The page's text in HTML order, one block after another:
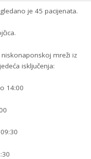
je 45 pacijenata.
mreži iz
isključenja:
14:00